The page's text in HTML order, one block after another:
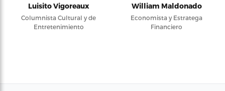
Luisito Vigoreaux
Columnista Cultural y de
Entretenimiento
William Maldonado
Economista y Estratega
Financiero